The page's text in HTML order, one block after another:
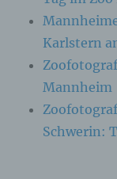
Karlstern
Mannheim
Schwerin:
Kennung
Online-
sozialen
sind,